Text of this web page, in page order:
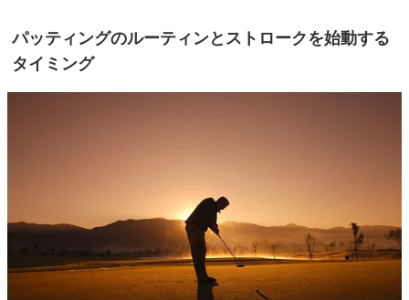
パッティングのルーティンとストロークを始動する
タイミング